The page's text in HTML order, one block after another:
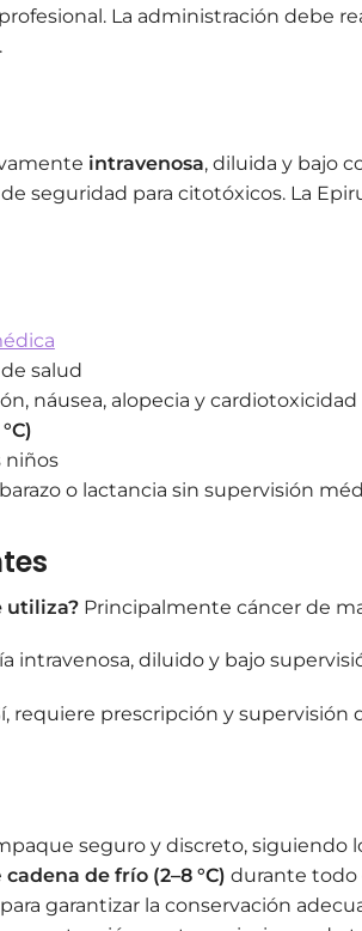
La administración debe
intravenosa, diluida y bajo
seguridad para citotóxicos. La
salud
náusea, alopecia y cardiotoxicidad
niños
o lactancia sin supervisión
utiliza?Principalmente cáncer de
intravenosa, diluido y bajo
requiere prescripción y supervisión
seguro y discreto,
cadena de frío (2–8 °C) durante todo
garantizar la conservación